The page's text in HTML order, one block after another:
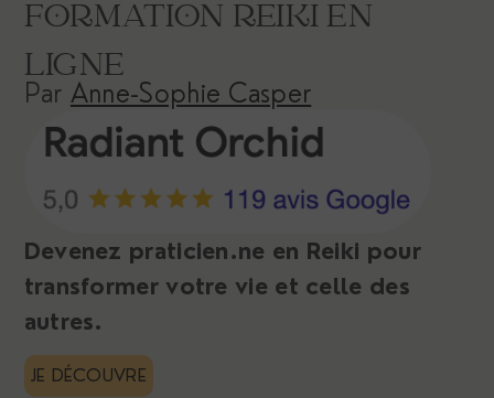
FORMATION REIKI EN
LIGNE
Par Anne-Sophie Casper
Devenez praticien.ne en Reiki pour
transformer votre vie et celle des
autres.
JE DÉCOUVRE